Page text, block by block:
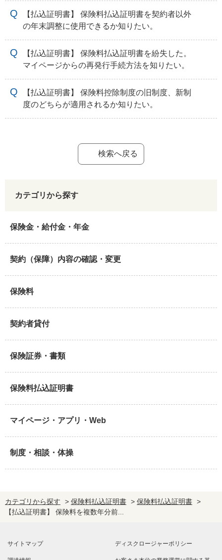
【払込証明書】 保険料払込証明書を契約者以外
の年末調整に使用できるか知りたい。
【払込証明書】 保険料払込証明書を紛失した。
マイページからの再発行手続方法を知りたい。
【払込証明書】 保険料控除制度の旧制度、新制
度のどちらが適用されるか知りたい。
検索へ戻る
カテゴリから探す
保険金・給付金・年金
契約（保障）内容の確認・変更
保険料
契約者貸付
保険証券・書類
保険料払込証明書
マイページ・アプリ・Web
制度・相談・体操
カテゴリから探す > 保険料払込証明書 > 保険料払込証明書 >
【払込証明書】 保険料を複数年分前...
サイトマップ ディスクロージャーポリシー